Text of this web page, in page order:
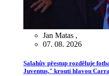
Jan Matas ,
07. 08. 2026
Salahův přestup rozděluje
Juventus," kroutí hlavou